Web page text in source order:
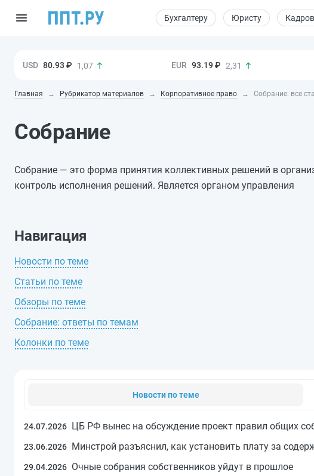
Бухгалтеру Юристу
80.93 ₽ 1,07 93.19 ₽ 2,31
Главная Рубрикатор материалов Корпоративное право Собрание: все
Собрание
Собрание — это форма принятия коллективных решений в
контроль исполнения решений. Является органом управления
Новости по теме
24.07.2026 ЦБ РФ вынес на обсуждение проект правил общих
23.06.2026 Минстрой разъяснил, как установить плату за
29.04.2026 Очные собрания собственников уйдут в прошлое
Навигация
Новости по теме
Статьи по теме
Обзоры по теме
Собрание: ответы по темам
Колонки по теме